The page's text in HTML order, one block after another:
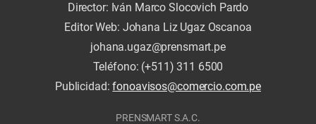
Director: Iván Marco Slocovich Pardo
Editor Web: Johana Liz Ugaz Oscanoa
johana.ugaz@prensmart.pe
Teléfono: (+511) 311 6500
Publicidad:fonoavisos@comercio.com.pe
PRENSMART S.A.C.